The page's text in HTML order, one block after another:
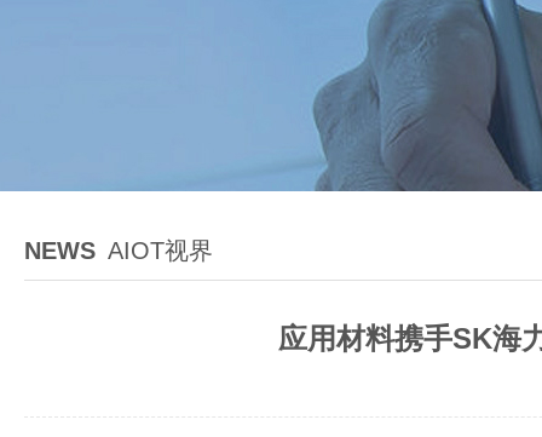
NEWS AIOT视界
应用材料携手SK海